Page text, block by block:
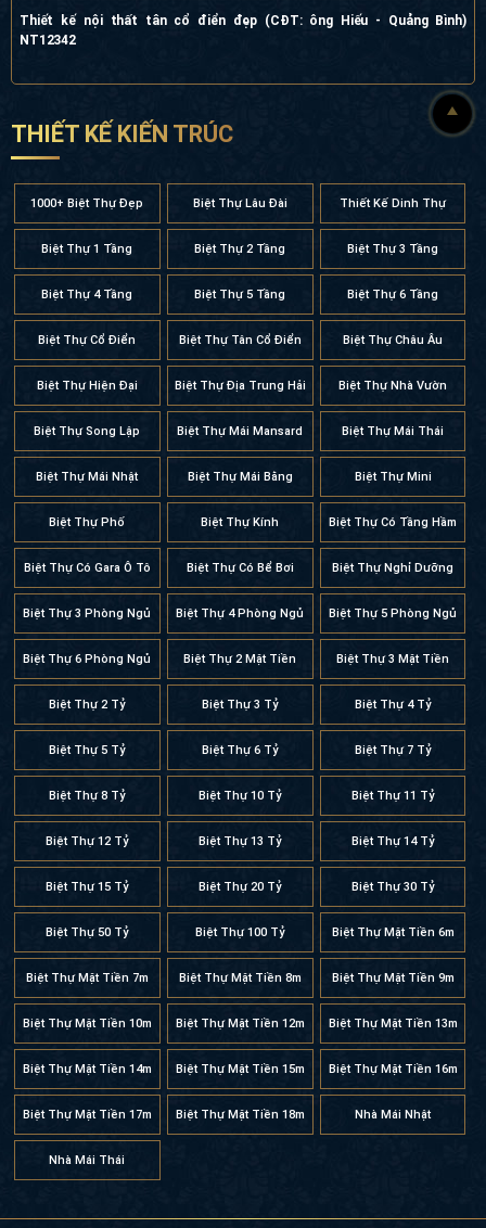
Thiết kế nội thất tân cổ điển đẹp (CĐT: ông Hiếu - Quảng Bình)
NT12342
THIẾT KẾ KIẾN TRÚC
1000+ Biệt Thự Đẹp Biệt Thự Lâu Đài Thiết Kế Dinh Thự
Biệt Thự 1 Tầng Biệt Thự 2 Tầng Biệt Thự 3 Tầng
Biệt Thự 4 Tầng Biệt Thự 5 Tầng Biệt Thự 6 Tầng
Biệt Thự Cổ Điển Biệt Thự Tân Cổ Điển Biệt Thự Châu Âu
Biệt Thự Hiện Đại Biệt Thự Địa Trung Hải Biệt Thự Nhà Vườn
Biệt Thự Song Lập Biệt Thự Mái Mansard Biệt Thự Mái Thái
Biệt Thự Mái Nhật Biệt Thự Mái Bằng Biệt Thự Mini
Biệt Thự Phố Biệt Thự Kính Biệt Thự Có Tầng Hầm
Biệt Thự Có Gara Ô Tô Biệt Thự Có Bể Bơi Biệt Thự Nghỉ Dưỡng
Biệt Thự 3 Phòng Ngủ Biệt Thự 4 Phòng Ngủ Biệt Thự 5 Phòng Ngủ
Biệt Thự 6 Phòng Ngủ Biệt Thự 2 Mặt Tiền Biệt Thự 3 Mặt Tiền
Biệt Thự 2 Tỷ Biệt Thự 3 Tỷ Biệt Thự 4 Tỷ
Biệt Thự 5 Tỷ Biệt Thự 6 Tỷ Biệt Thự 7 Tỷ
Biệt Thự 8 Tỷ Biệt Thự 10 Tỷ Biệt Thự 11 Tỷ
Biệt Thự 12 Tỷ Biệt Thự 13 Tỷ Biệt Thự 14 Tỷ
Biệt Thự 15 Tỷ Biệt Thự 20 Tỷ Biệt Thự 30 Tỷ
Biệt Thự 50 Tỷ Biệt Thự 100 Tỷ Biệt Thự Mặt Tiền 6m
Biệt Thự Mặt Tiền 7m Biệt Thự Mặt Tiền 8m Biệt Thự Mặt Tiền 9m
Biệt Thự Mặt Tiền 10m Biệt Thự Mặt Tiền 12m Biệt Thự Mặt Tiền 13m
Biệt Thự Mặt Tiền 14m Biệt Thự Mặt Tiền 15m Biệt Thự Mặt Tiền 16m
Biệt Thự Mặt Tiền 17m Biệt Thự Mặt Tiền 18m Nhà Mái Nhật
Nhà Mái Thái